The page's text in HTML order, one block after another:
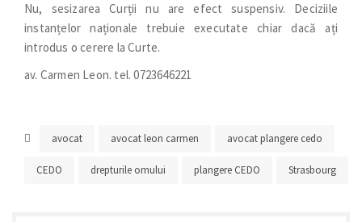
Nu, sesizarea Curții nu are efect suspensiv. Deciziile
instanțelor naționale trebuie executate chiar dacă ați
introdus o cerere la Curte.
av. Carmen Leon. tel. 0723646221
avocat avocat leon carmen avocat plangere cedo
CEDO drepturile omului plangere CEDO Strasbourg